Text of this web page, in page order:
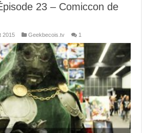
23 – Comiccon de
2015 Geekbecois.tv 1